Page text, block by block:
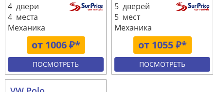
от 1006 ₽*
4 двери
4 места
Механика
ПОСМОТРЕТЬ
от 1055 ₽*
5 дверей
5 мест
Механика
ПОСМОТРЕТЬ